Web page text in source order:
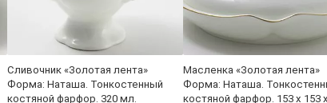
Сливочник «Золотая лента»
Форма: Наташа. Тонкостенный
костяной фарфор. 320 мл.
Масленка «Золотая лента»
Форма: Наташа.
костяной фарфор. 153 x 153